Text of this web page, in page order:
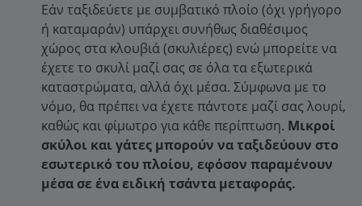
Εάν ταξιδεύετε με συμβατικό πλοίο (όχι γρήγορο
ή καταμαράν) υπάρχει συνήθως διαθέσιμος
χώρος στα κλουβιά (σκυλιέρες) ενώ μπορείτε να
έχετε το σκυλί μαζί σας σε όλα τα εξωτερικά
καταστρώματα, αλλά όχι μέσα. Σύμφωνα με το
νόμο, θα πρέπει να έχετε πάντοτε μαζί σας λουρί,
καθώς και φίμωτρο για κάθε περίπτωση. Μικροί
σκύλοι και γάτες μπορούν να ταξιδεύουν στο
εσωτερικό του πλοίου, εφόσον παραμένουν
μέσα σε ένα ειδική τσάντα μεταφοράς.